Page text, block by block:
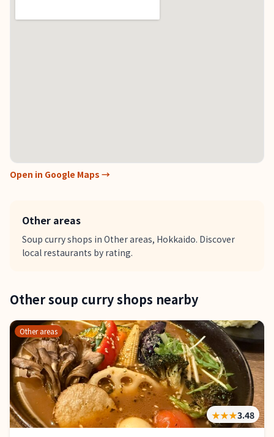
Open in Google Maps →
Other areas
Soup curry shops in Other areas, Hokkaido. Discover
local restaurants by rating.
Other soup curry shops nearby
Other areas
★★★3.48